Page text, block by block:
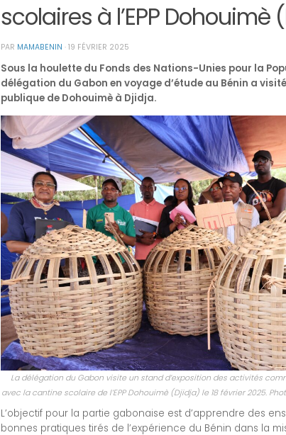
scolaires à l’EPP Dohouimè
PAR MAMABENIN · 19 FÉVRIER 2025
Sous la houlette du Fonds des Nations-Unies pour la
délégation du Gabon en voyage d’étude au Bénin a
publique de Dohouimè à Djidja.
La délégation du Gabon visite un stand d’exposition des activités
avec la cantine scolaire de l’EPP Dohouimè (Djidja) le 18 février 2025.
L’objectif pour la partie gabonaise est d’apprendre des
bonnes pratiques tirés de l’expérience du Bénin dans la